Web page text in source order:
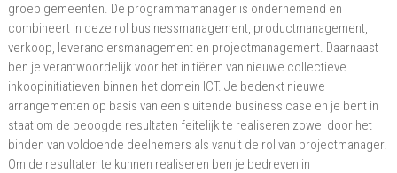
groep gemeenten. De programmamanager is ondernemend en
combineert in deze rol businessmanagement, productmanagement,
verkoop, leveranciersmanagement en projectmanagement. Daarnaast
ben je verantwoordelijk voor het initiëren van nieuwe collectieve
inkoopinitiatieven binnen het domein ICT. Je bedenkt nieuwe
arrangementen op basis van een sluitende business case en je bent in
staat om de beoogde resultaten feitelijk te realiseren zowel door het
binden van voldoende deelnemers als vanuit de rol van projectmanager.
Om de resultaten te kunnen realiseren ben je bedreven in